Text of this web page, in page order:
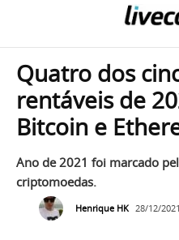
Quatro dos
rentáveis de
Bitcoin e
Ano de 2021 foi marcado
criptomoedas.
Henrique HK 28/12/